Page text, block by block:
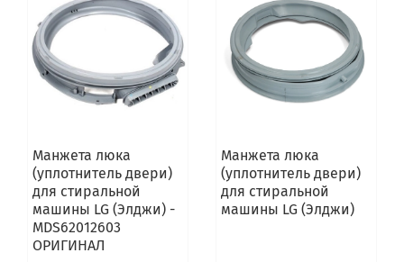
F2J5HS4W.ABWPKIV F2J5HYR4W.ABWPKIV
F2J5HS4W.ABWPRUS F2J5HYR4W.ABWPRUS
F2J5HS6S.AESPCIS F2J5HYR6S.AESPCIS
F2J5HS6W.ABWPCIS F2J5HYR6W.ABWPCIS
F2J5NN3W.ABWPARA F2J5NNR3W.ABWPARA
F2J5NN3W.ABWPARM F2J5NNR3W.ABWPARM
F2J5NN4L.ALSPRUS F2J5NNR4L.ALSPRUS
F2J5NN4W.ABWPRUS F2J5NNR4W.ABWPRUS
F2J5NN6W.ABWPCIS F2J5NNR6W.ABWPCIS
F2J5NN7S.AESPARA F2J5NNR7S.AESPARA
F2J5NN7S.AESPARM F2J5NNR7S.AESPARM
F2J5NS6W.ABWPCIS F2J5NYR6W.ABWPCIS
Манжета люка
(уплотнитель двери)
для стиральной
машины LG (Элджи) -
MDS62012603
ОРИГИНАЛ
Манжета люка
(уплотнитель двери)
для стиральной
машины LG (Элджи)